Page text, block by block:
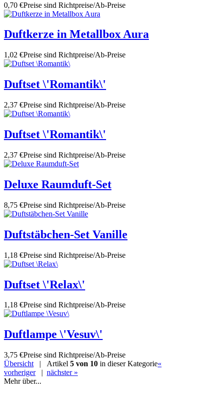
0,70 €Preise sind Richtpreise/Ab-Preise
Duftkerze in Metallbox Aura
1,02 €Preise sind Richtpreise/Ab-Preise
Duftset \'Romantik\'
2,37 €Preise sind Richtpreise/Ab-Preise
Duftset \'Romantik\'
2,37 €Preise sind Richtpreise/Ab-Preise
Deluxe Raumduft-Set
8,75 €Preise sind Richtpreise/Ab-Preise
Duftstäbchen-Set Vanille
1,18 €Preise sind Richtpreise/Ab-Preise
Duftset \'Relax\'
1,18 €Preise sind Richtpreise/Ab-Preise
Duftlampe \'Vesuv\'
3,75 €Preise sind Richtpreise/Ab-Preise
Übersicht | Artikel 5 von 10 in dieser Kategorie«
vorheriger| nächster »
Mehr über...